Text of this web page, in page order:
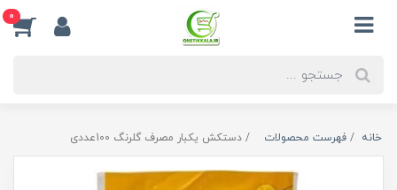
0
خانه فهرست محصولات دستکش یکبار مصرف گلرنگ 100عددی